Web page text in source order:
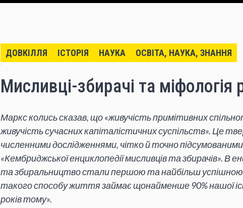
ДОВКІЛЛЯ ІСТОРІЯ НАУКА ОСВІТА, НАУКА, ЗНАННЯ
Мисливці-збирачі та міфологія
Маркс колись сказав, що «живучість примітивних
живучість сучасних капіталістичних суспільств». Це
численними дослідженнями, чітко й точно підсумованими
«Кембриджської енциклопедії мисливців та збирачів». В
та збиральництво стали першою та найбільш
такого способу життя займає щонайменше 90% нашої
років тому».